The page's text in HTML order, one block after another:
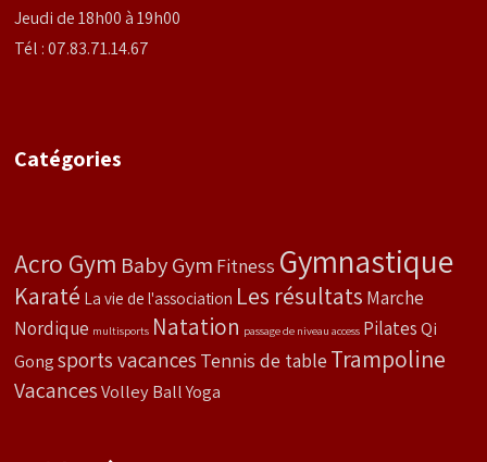
Jeudi de 18h00 à 19h00
Tél : 07.83.71.14.67
Catégories
Acro Gym Baby Gym Fitness Gymnastique
Karaté La vie de l'association Les résultats Marche
Nordique multisports Natation passage de niveau access Pilates Qi
Gong sports vacances Tennis de table Trampoline
Vacances Volley Ball Yoga